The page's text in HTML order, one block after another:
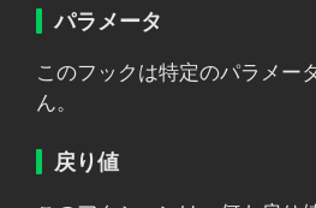
パラメータ
このフックは特定のパラメー
ん。
戻り値